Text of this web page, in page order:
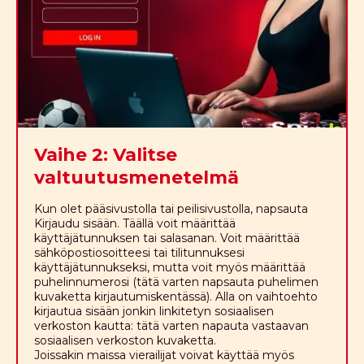
Vaihe 2: Valitse
valtuutusmenetelmä
Kun olet pääsivustolla tai peilisivustolla, napsauta
Kirjaudu sisään. Täällä voit määrittää
käyttäjätunnuksen tai salasanan. Voit määrittää
sähköpostiosoitteesi tai tilitunnuksesi
käyttäjätunnukseksi, mutta voit myös määrittää
puhelinnumerosi (tätä varten napsauta puhelimen
kuvaketta kirjautumiskentässä). Alla on vaihtoehto
kirjautua sisään jonkin linkitetyn sosiaalisen
verkoston kautta: tätä varten napauta vastaavan
sosiaalisen verkoston kuvaketta.
Joissakin maissa vierailijat voivat käyttää myös